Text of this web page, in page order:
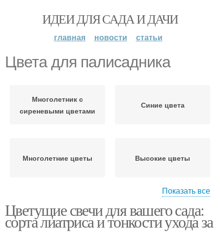
ИДЕИ ДЛЯ САДА И ДАЧИ
главная новости статьи
Цвета для палисадника
Многолетник с
сиреневыми цветами
Синие цвета
Многолетние цветы Высокие цветы
Цвета в палисаднике Неприхотливые цветы
Показать все
Цветущие свечи для вашего сада:
сорта лиатриса и тонкости ухода за